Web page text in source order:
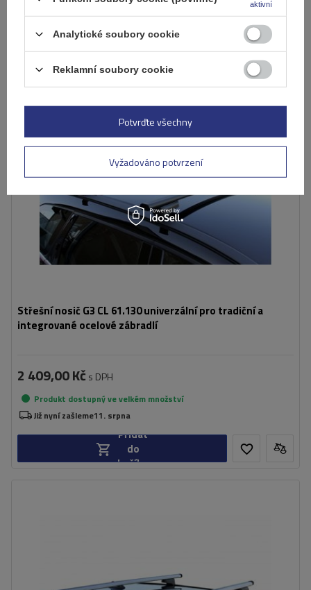
Přidat
Střešní nosič G3 CL 61.130 univerzální pro tradiční a
integrované ocelové zábradlí
2 409,00 Kč s DPH
Produkt dostupný ve velkém množství
Již nyní zašleme11. srpna
Přidat
do
košíku
aktivní
Analytické soubory cookie
Reklamní soubory cookie
Vyžadováno potvrzení
Potvrďte všechny